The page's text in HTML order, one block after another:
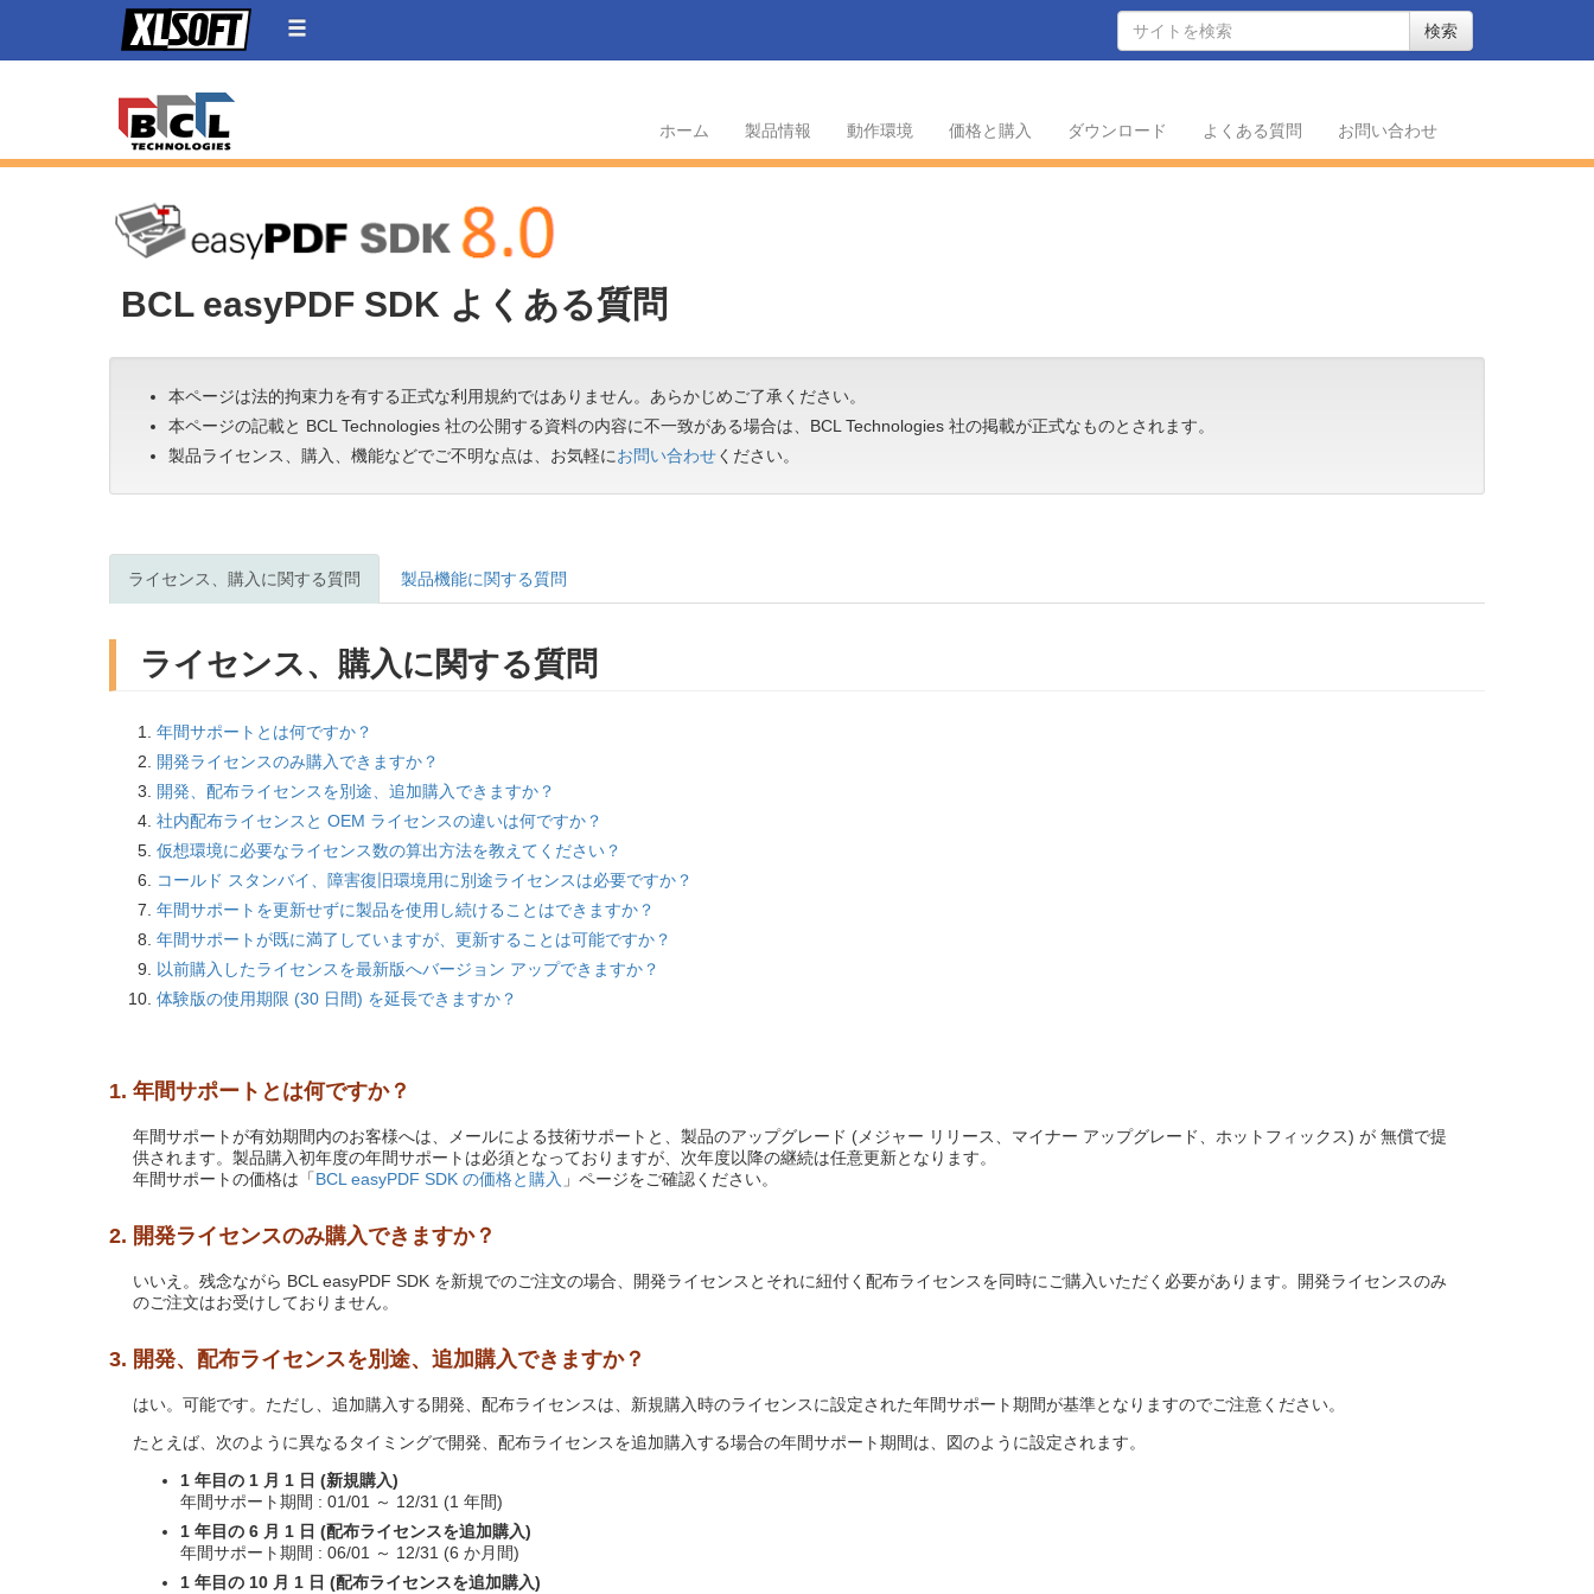
検索
ホーム 製品情報 動作環境 価格と購入 ダウンロード よくある質問 お問い合わせ
BCL easyPDF SDK よくある質問
本ページは法的拘束力を有する正式な利用規約ではありません。あらかじめご了承ください。
本ページの記載と BCL Technologies 社の公開する資料の内容に不一致がある場合は、BCL Technologies 社の掲載が正式なものとされます。
製品ライセンス、購入、機能などでご不明な点は、お気軽にお問い合わせください。
ライセンス、購入に関する質問 製品機能に関する質問
ライセンス、購入に関する質問
年間サポートとは何ですか？
開発ライセンスのみ購入できますか？
開発、配布ライセンスを別途、追加購入できますか？
社内配布ライセンスと OEM ライセンスの違いは何ですか？
仮想環境に必要なライセンス数の算出方法を教えてください？
コールド スタンバイ、障害復旧環境用に別途ライセンスは必要ですか？
年間サポートを更新せずに製品を使用し続けることはできますか？
年間サポートが既に満了していますが、更新することは可能ですか？
以前購入したライセンスを最新版へバージョン アップできますか？
体験版の使用期限 (30 日間) を延長できますか？
1. 年間サポートとは何ですか？
年間サポートが有効期間内のお客様へは、メールによる技術サポートと、製品のアップグレード (メジャー リリース、マイナー アップグレード、ホットフィックス) が 無償で提
供されます。製品購入初年度の年間サポートは必須となっておりますが、次年度以降の継続は任意更新となります。
年間サポートの価格は「BCL easyPDF SDK の価格と購入 」ページをご確認ください。
2. 開発ライセンスのみ購入できますか？
いいえ。残念ながら BCL easyPDF SDK を新規でのご注文の場合、開発ライセンスとそれに紐付く配布ライセンスを同時にご購入いただく必要があります。開発ライセンスのみ
のご注文はお受けしておりません。
3. 開発、配布ライセンスを別途、追加購入できますか？
はい。可能です。ただし、追加購入する開発、配布ライセンスは、新規購入時のライセンスに設定された年間サポート期間が基準となりますのでご注意ください。
たとえば、次のように異なるタイミングで開発、配布ライセンスを追加購入する場合の年間サポート期間は、図のように設定されます。
1 年目の 1 月 1 日 (新規購入)
年間サポート期間 : 01/01 ～ 12/31 (1 年間)
1 年目の 6 月 1 日 (配布ライセンスを追加購入)
年間サポート期間 : 06/01 ～ 12/31 (6 か月間)
1 年目の 10 月 1 日 (配布ライセンスを追加購入)